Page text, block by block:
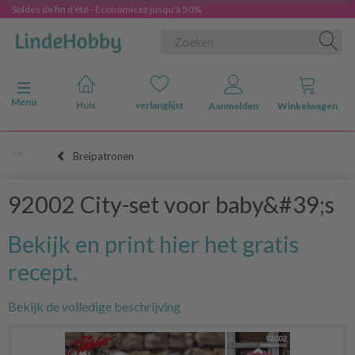
Soldes de fin d'été - Économisez jusqu'à 50%
Navigatie in-/uitschakelen
Menu
Huis verlanglijst Aanmelden Winkelwagen
Breipatronen
92002 City-set voor baby&#39;s
Bekijk en print hier het gratis
recept.
Bekijk de volledige beschrijving